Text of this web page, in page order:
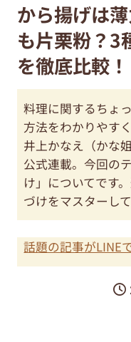
から揚げは
も片栗粉？3
を徹底比較！
料理に関するちょ
方法をわかりやす
井上かなえ（かな
公式連載。今回の
け」についてです
づけをマスターし
話題の記事がLINE